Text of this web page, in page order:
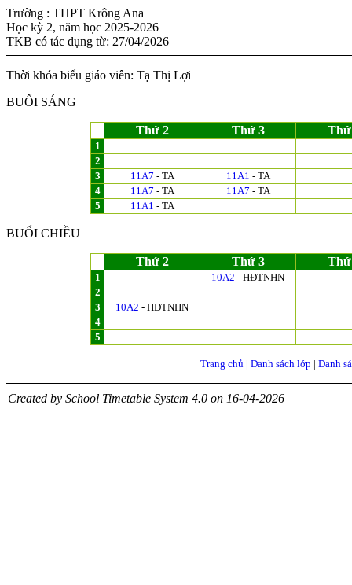
Trường : THPT Krông Ana
Học kỳ 2, năm học 2025-2026
TKB có tác dụng từ: 27/04/2026
Thời khóa biểu giáo viên: Tạ Thị Lợi
BUỔI SÁNG
Thứ 2 Thứ 3 Thứ
1
2
3
11A7 - TA 11A1 - TA
4
11A7 - TA 11A7 - TA
5
11A1 - TA
BUỔI CHIỀU
Thứ 2 Thứ 3 Thứ
1 10A2 - HĐTNHN
2
3
10A2 - HĐTNHN
4
5
Trang chủ| Danh sách lớp | Danh
Created by School Timetable System 4.0 on 16-04-2026